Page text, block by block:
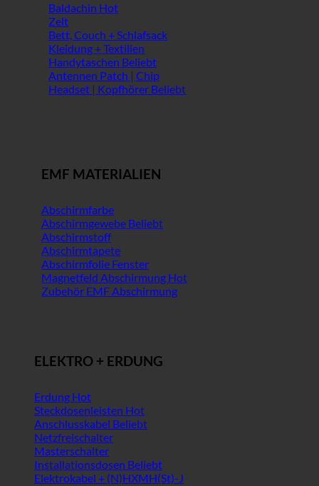
Baldachin
Zelt
Bett, Couch + Schlafsack
Kleidung + Textilien
Handytaschen
Antennen Patch | Chip
Headset | Kopfhörer
EMF MATERIALIEN
Abschirmfarbe
Abschirmgewebe
Abschirmstoff
Abschirmtapete
Abschirmfolie Fenster
Magnetfeld Abschirmung
Zubehör EMF Abschirmung
ELEKTRO + ERDUNG
Erdung
Steckdosenleisten
Anschlusskabel
Netzfreischalter
Masterschalter
Installationsdosen
Elektrokabel + (N)HXMH(St)-J